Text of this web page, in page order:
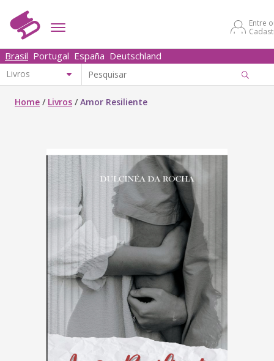
Entre
Brasil Portugal España Deutschland
Home / Livros /Amor Resiliente